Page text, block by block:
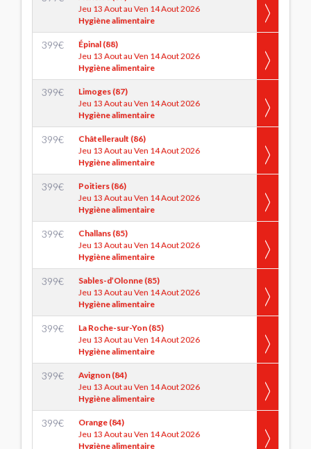
Jeu 13 Aout au Ven 14 Aout 2026
Hygiène alimentaire
399€
Épinal (88)
Jeu 13 Aout au Ven 14 Aout 2026
Hygiène alimentaire
399€
Limoges (87)
Jeu 13 Aout au Ven 14 Aout 2026
Hygiène alimentaire
399€
Châtellerault (86)
Jeu 13 Aout au Ven 14 Aout 2026
Hygiène alimentaire
399€
Poitiers (86)
Jeu 13 Aout au Ven 14 Aout 2026
Hygiène alimentaire
399€
Challans (85)
Jeu 13 Aout au Ven 14 Aout 2026
Hygiène alimentaire
399€
Sables-d’Olonne (85)
Jeu 13 Aout au Ven 14 Aout 2026
Hygiène alimentaire
399€
La Roche-sur-Yon (85)
Jeu 13 Aout au Ven 14 Aout 2026
Hygiène alimentaire
399€
Avignon (84)
Jeu 13 Aout au Ven 14 Aout 2026
Hygiène alimentaire
399€
Orange (84)
Jeu 13 Aout au Ven 14 Aout 2026
Hygiène alimentaire